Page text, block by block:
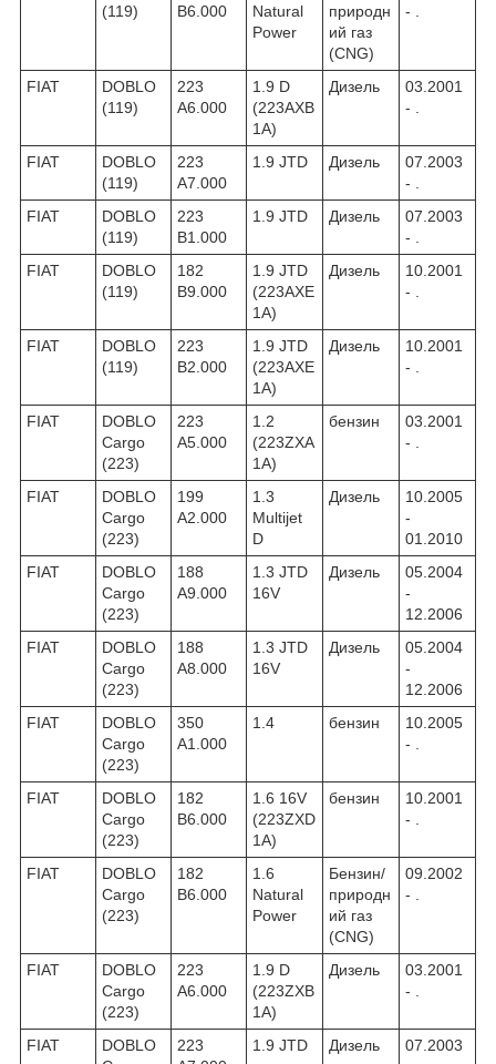
(119)
B6.000
Natural
Power
природн
ий газ
(CNG)
- .
FIAT
DOBLO
(119)
223
A6.000
1.9 D
(223AXB
1A)
Дизель
03.2001
- .
FIAT
DOBLO
(119)
223
A7.000
1.9 JTD Дизель
07.2003
- .
FIAT
DOBLO
(119)
223
B1.000
1.9 JTD Дизель
07.2003
- .
FIAT
DOBLO
(119)
182
B9.000
1.9 JTD
(223AXE
1A)
Дизель
10.2001
- .
FIAT
DOBLO
(119)
223
B2.000
1.9 JTD
(223AXE
1A)
Дизель
10.2001
- .
FIAT
DOBLO
Cargo
(223)
223
A5.000
1.2
(223ZXA
1A)
бензин
03.2001
- .
FIAT
DOBLO
Cargo
(223)
199
A2.000
1.3
Multijet
D
Дизель
10.2005
-
01.2010
FIAT
DOBLO
Cargo
(223)
188
A9.000
1.3 JTD
16V
Дизель
05.2004
-
12.2006
FIAT
DOBLO
Cargo
(223)
188
A8.000
1.3 JTD
16V
Дизель
05.2004
-
12.2006
FIAT
DOBLO
Cargo
(223)
350
A1.000
1.4 бензин
10.2005
- .
FIAT
DOBLO
Cargo
(223)
182
B6.000
1.6 16V
(223ZXD
1A)
бензин
10.2001
- .
FIAT
DOBLO
Cargo
(223)
182
B6.000
1.6
Natural
Power
Бензин/
природн
ий газ
(CNG)
09.2002
- .
FIAT
DOBLO
Cargo
(223)
223
A6.000
1.9 D
(223ZXB
1A)
Дизель
03.2001
- .
FIAT
DOBLO
223
1.9 JTD Дизель
07.2003